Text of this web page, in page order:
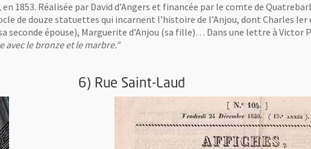
1853. Réalisée par David d’Angers et financée par le comte de
de douze statuettes qui incarnent l’histoire de l’Anjou, dont Charles Ier
seconde épouse), Marguerite d’Anjou (sa fille)… Dans une lettre à Victor
avec le bronze et le marbre."
6) Rue Saint-Laud